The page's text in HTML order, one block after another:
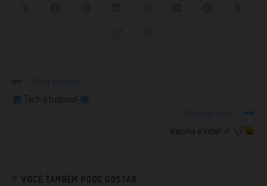
Post anterior
Tech é tudooo!
Próximo post
Vacina é vida!
VOCÊ TAMBÉM PODE GOSTAR